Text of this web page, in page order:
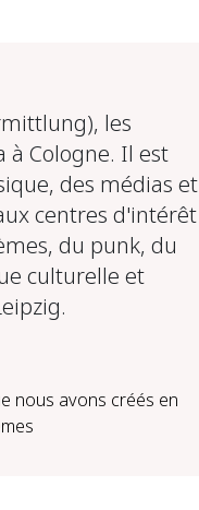
les
à Cologne. Il est
des médias et
centres d'intérêt
du punk, du
culturelle et
nous avons créés en